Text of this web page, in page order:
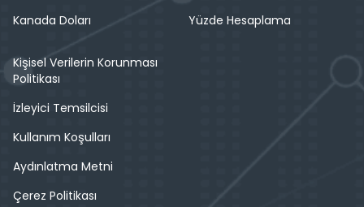
Kanada Doları
Yüzde Hesaplama
Kişisel Verilerin Korunması
Politikası
İzleyici Temsilcisi
Kullanım Koşulları
Aydınlatma Metni
Çerez Politikası